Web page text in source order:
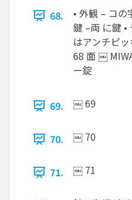
68.
• 外観 – コの
鍵 –両 に鍵 •
はアンチピ
68 面 ￼
ー錠
69. ￼ 69
70. ￼ 70
71. ￼ 71